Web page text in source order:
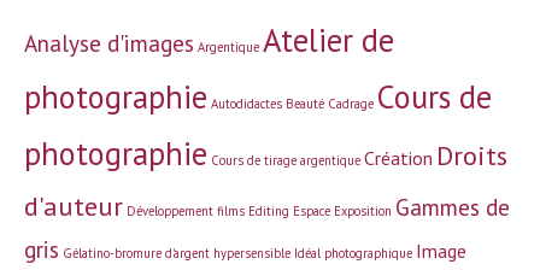
Analyse d'images Argentique Atelier de
photographie Autodidactes Beauté Cadrage Cours de
photographie Cours de tirage argentique Création Droits
d'auteur Développement films Editing Espace Exposition Gammes de
gris Gélatino-bromure d'argent hypersensible Idéal photographique Image